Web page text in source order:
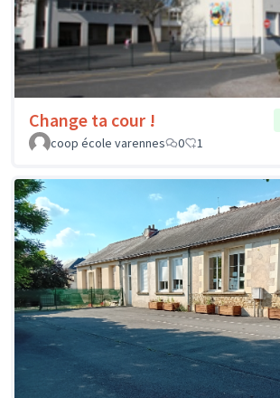
Change ta cour !
coop école varennes
0 1